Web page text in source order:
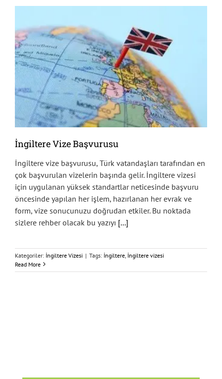
İngiltere Vize Başvurusu
İngiltere vize başvurusu, Türk vatandaşları tarafından en
çok başvurulan vizelerin başında gelir. İngiltere vizesi
için uygulanan yüksek standartlar neticesinde başvuru
öncesinde yapılan her işlem, hazırlanan her evrak ve
form, vize sonucunuzu doğrudan etkiler. Bu noktada
sizlere rehber olacak bu yazıyı [...]
Kategoriler: İngiltere Vizesi | Tags: İngiltere İngiltere vizesi
Read More